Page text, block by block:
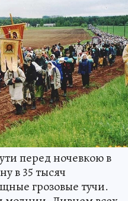
перед ночевкою в
в 35 тысяч
грозовые тучи.